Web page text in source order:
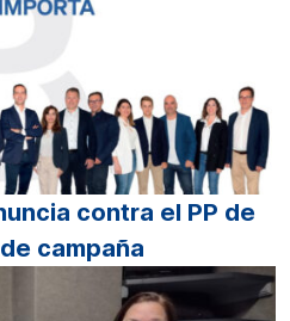
contra el PP de
campaña